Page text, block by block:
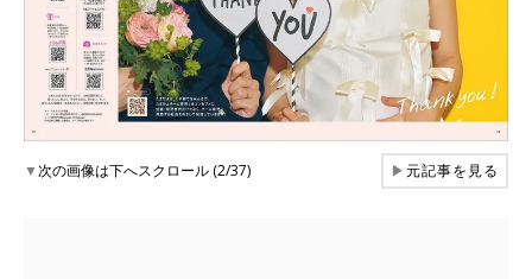
▼次の画像は下へスクロール (2/37) ▶元記事を見る